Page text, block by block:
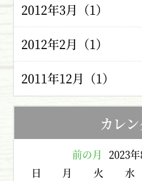
2012年3月（1）
2012年2月（1）
2011年12月（1）
カレ
前の月 2023年
日
月 火 水